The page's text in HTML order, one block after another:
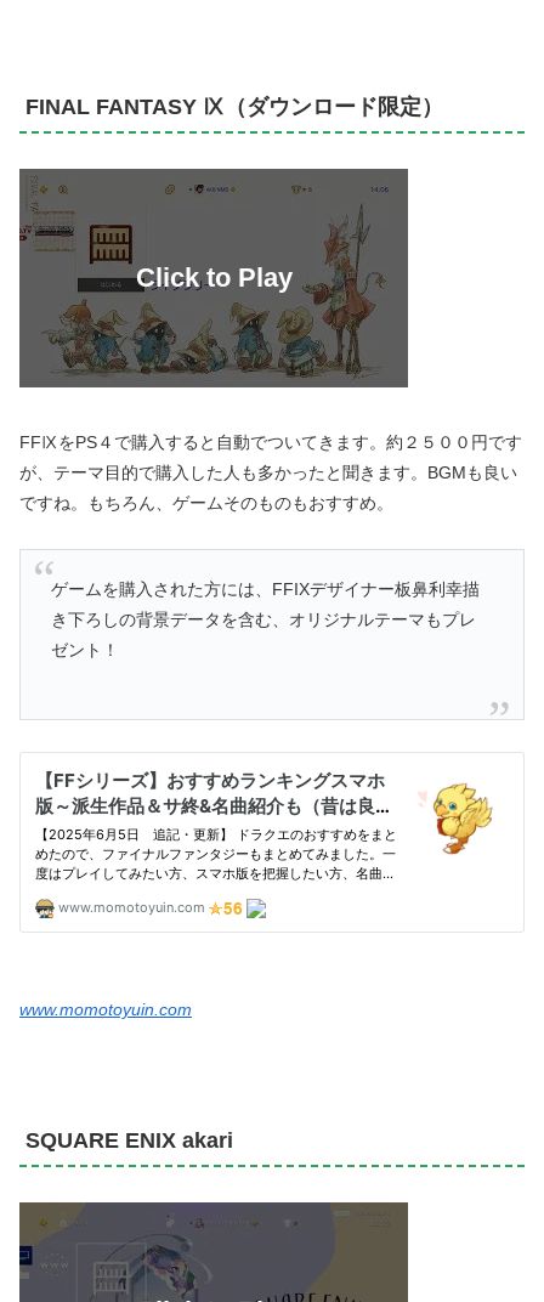
FINAL FANTASY Ⅸ（ダウンロード限定）
FFⅨをPS４で購入すると自動でついてきます。約２５００円です
が、テーマ目的で購入した人も多かったと聞きます。BGMも良い
ですね。もちろん、ゲームそのものもおすすめ。
ゲームを購入された方には、FFIXデザイナー板鼻利幸描
き下ろしの背景データを含む、オリジナルテーマもプレ
ゼント！
www.momotoyuin.com
SQUARE ENIX akari